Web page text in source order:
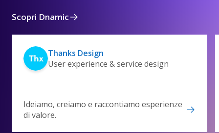
Scopri Dnamic
Thanks Design
User experience & service design
Ideiamo, creiamo e raccontiamo esperienze
di valore.